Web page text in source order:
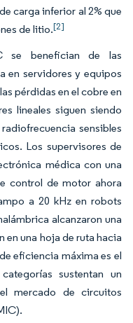
carga inferior al 2% que
de litio.[2]
se benefician de las
en servidores y equipos
pérdidas en el cobre en
lineales siguen siendo
sensibles
Los supervisores de
médica con una
control de motor ahora
a 20 kHz en robots
alcanzaron una
en una hoja de ruta hacia
eficiencia máxima es el
sustentan un
mercado de circuitos